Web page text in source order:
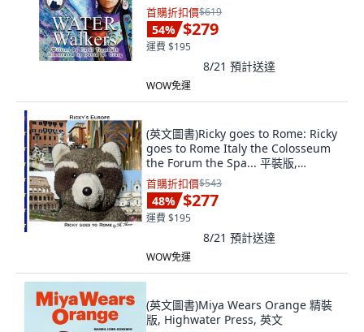
首購折扣價$619
54% $279
運費 $195
8/21 預計送達
WOW免運
(英文圖書)Ricky goes to Rome: Ricky
goes to Rome Italy the Colosseum
the Forum the Spa... 平裝版,
Createspace Independent Pub...,
英文
首購折扣價$543
48% $277
運費 $195
8/21 預計送達
WOW免運
(英文圖書)Miya Wears Orange 精裝
版, Highwater Press, 英文